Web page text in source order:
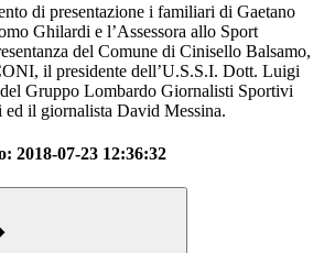
di presentazione i familiari di Gaetano
Ghilardi e l’Assessora allo Sport
del Comune di Cinisello Balsamo,
il presidente dell’U.S.S.I. Dott. Luigi
Gruppo Lombardo Giornalisti Sportivi
il giornalista David Messina.
2018-07-23 12:36:32